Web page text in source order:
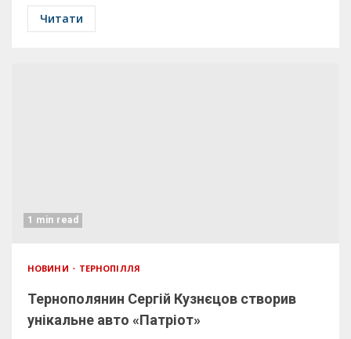
Читати
1 min read
НОВИНИ ТЕРНОПІЛЛЯ
Тернополянин Сергій Кузнєцов створив
унікальне авто «Патріот»